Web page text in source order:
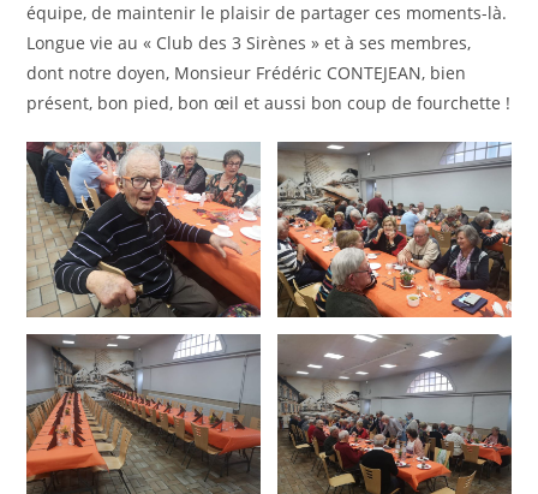
équipe, de maintenir le plaisir de partager ces moments-là.
Longue vie au « Club des 3 Sirènes » et à ses membres,
dont notre doyen, Monsieur Frédéric CONTEJEAN, bien
présent, bon pied, bon œil et aussi bon coup de fourchette !